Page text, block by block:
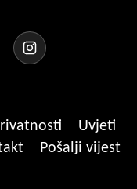
Uvjeti
Pošalji vijest